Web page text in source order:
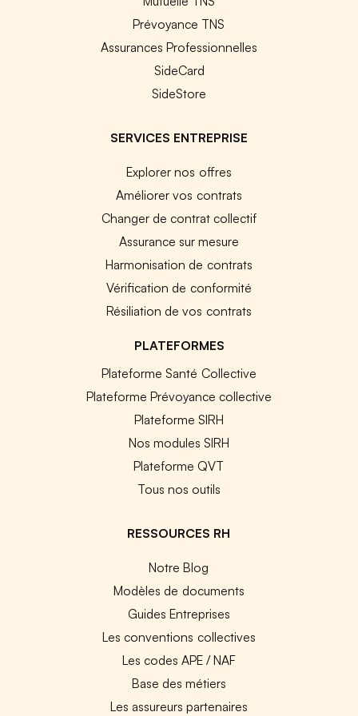
Prévoyance TNS
Assurances Professionnelles
SideCard
SideStore
SERVICES ENTREPRISE
Explorer nos offres
Améliorer vos contrats
Changer de contrat collectif
Assurance sur mesure
Harmonisation de contrats
Vérification de conformité
Résiliation de vos contrats
PLATEFORMES
Plateforme Santé Collective
Plateforme Prévoyance collective
Plateforme SIRH
Nos modules SIRH
Plateforme QVT
Tous nos outils
RESSOURCES RH
Notre Blog
Modèles de documents
Guides Entreprises
Les conventions collectives
Les codes APE / NAF
Base des métiers
Les assureurs partenaires